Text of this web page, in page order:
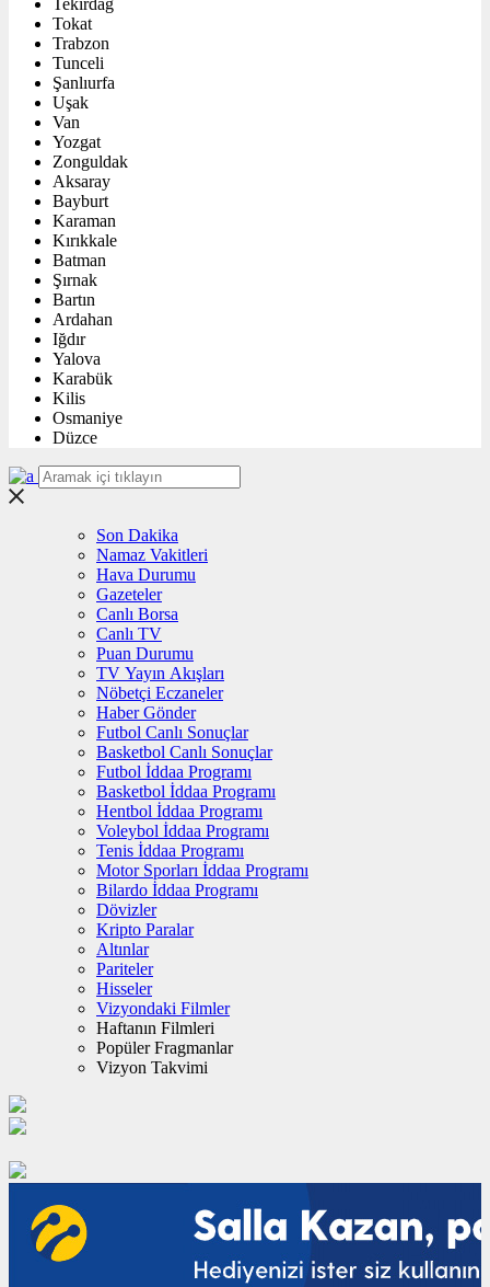
Tekirdağ
Tokat
Trabzon
Tunceli
Şanlıurfa
Uşak
Van
Yozgat
Zonguldak
Aksaray
Bayburt
Karaman
Kırıkkale
Batman
Şırnak
Bartın
Ardahan
Iğdır
Yalova
Karabük
Kilis
Osmaniye
Düzce
Son Dakika
Namaz Vakitleri
Hava Durumu
Gazeteler
Canlı Borsa
Canlı TV
Puan Durumu
TV Yayın Akışları
Nöbetçi Eczaneler
Haber Gönder
Futbol Canlı Sonuçlar
Basketbol Canlı Sonuçlar
Futbol İddaa Programı
Basketbol İddaa Programı
Hentbol İddaa Programı
Voleybol İddaa Programı
Tenis İddaa Programı
Motor Sporları İddaa Programı
Bilardo İddaa Programı
Dövizler
Kripto Paralar
Altınlar
Pariteler
Hisseler
Vizyondaki Filmler
Haftanın Filmleri
Popüler Fragmanlar
Vizyon Takvimi